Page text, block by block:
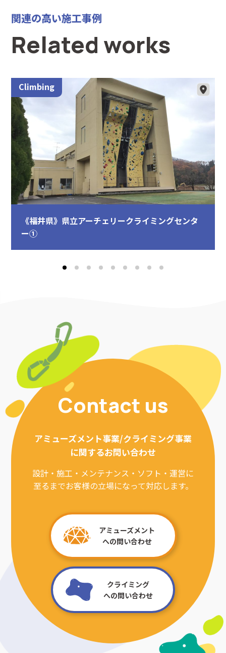
関連の高い施工事例
Related works
Climbing
《福井県》県立アーチェリークライミングセンタ
ー①
Contact us
アミューズメント事業/クライミング事業
に関するお問い合わせ
設計・施工・メンテナンス・ソフト・運営に
至るまでお客様の立場になって対応します。
アミューズメント
への問い合わせ
クライミング
への問い合わせ